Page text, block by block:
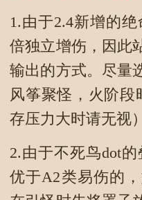
1.由于2.4新增的
倍独立增伤，因此
输出的方式。尽量
风筝聚怪，火阶段
存压力大时请无视）
2.由于不死鸟dot
优于A2类易伤的